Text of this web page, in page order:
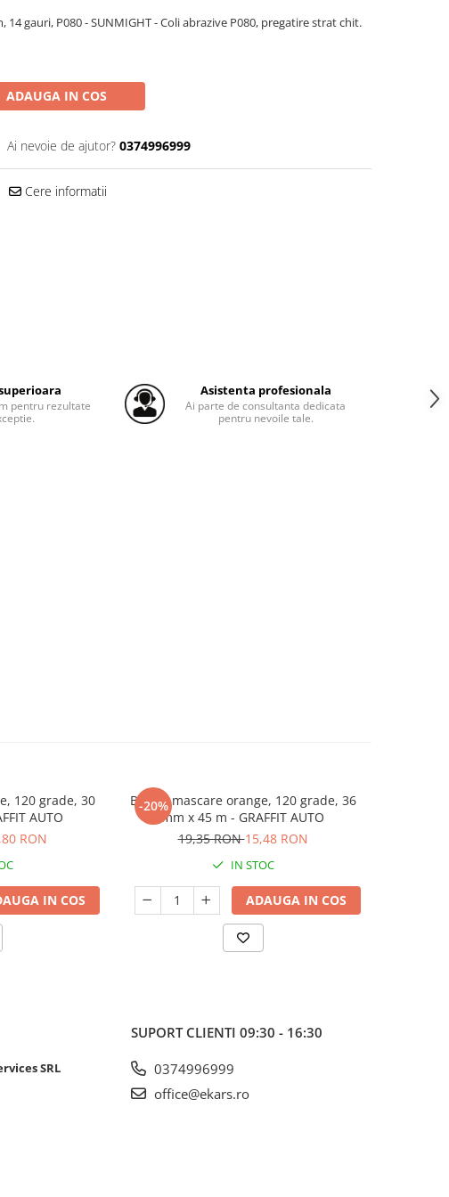
14 gauri, P080 - SUNMIGHT - Coli abrazive P080, pregatire strat chit.
ADAUGA IN COS
Ai nevoie de ajutor? 0374996999
Cere informatii
pentru rezultate
Asistenta profesionala
Ai parte de consultanta dedicata
pentru nevoile tale.
120 grade, 30
AUTO
RON
IN COS
-20%
Banda mascare orange, 120 grade, 36
mm x 45 m - GRAFFIT AUTO
19,35 RON15,48 RON
IN STOC
ADAUGA IN COS
SRL
SUPORT CLIENTI 09:30 - 16:30
0374996999
office@ekars.ro